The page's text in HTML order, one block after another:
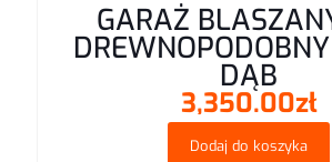
GARAŻ
DĄB
3,350.00zł
Dodaj do koszyka